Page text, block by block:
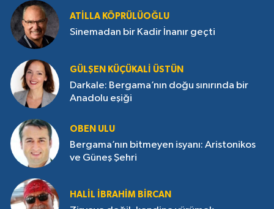
ATILLA KÖPRÜLÜOĞLU
Sinemadan bir Kadir İnanır geçti
GÜLŞEN KÜÇÜKALI ÜSTÜN
Darkale: Bergama’nın doğu sınırında bir
Anadolu eşiği
OBEN ULU
Bergama’nın bitmeyen isyanı: Aristonikos
ve Güneş Şehri
HALIL İBRAHIM BIRCAN